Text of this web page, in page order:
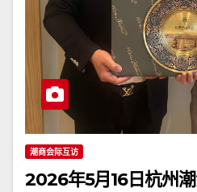
潮商会际互访
2026年5月16日杭州